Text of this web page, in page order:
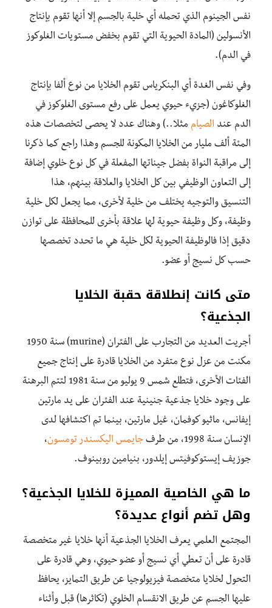
نفس الجينوم الذي تحمله أي خلية بالجسم إلا أنها تقوم بإنتاج
الأنسولين (المادة الحيوية التي تقوم بخفض مستويات الغلوكوز
في الدم).
وفي نفس الغدة أي البنكرياس تقوم الخلايا من نوع ألفا بإنتاج
الغلوكاغون (جزيء حيوي يعمل على رفع مستوى الغلوكوز في
الدم عند الصيام مثلا..) وهناك عدد لا يحصى لتخصصات هذه
المئة ألف مليار من الخلايا المكونة للجسم وهذا راجع كما ذكرنا
إلى مراقبة النواة بفضل جيناتها المفعلة في كل نوع خلوي إضافة
إلى التعاون الوظيفي بين كل الخلايا والعلاقة بينهم، هذا
التنسيق والتوجيه يختلف من خلية لأخرى، مما يجعل لكل خلية
وظيفة، وكل وظيفة حيوية لها علاقة بأخرى للمحافظة على توازن
دقيق إذا فالوظيفة الحيوية لكل خلية هي ما تحدد تخصصها
حسب كل نسيج أو عضو.
متى كانت إنطلاقة حقبة الخلايا
الجذعية؟
أجريت العديد من التجارب على الفئران (murine) سنة 1950
مكنت من عزل نوع متفرد من الخلايا قادرة على إنتاج جميع
الفئات الأخرى، فتطلع شمس 9 يوليو من سنة 1981 لتتم البرهنة
على وجود خلايا جذعية جنينية عند الفئران على يد مارتين
إيفانس، ماثيو كوفمان، غيل مارتين، بينما تم اكتشافها لدى
الإنسان سنة 1998، من طرف
جايمس اليكسندر تومسون،
جوزيف إيستوكوفيتس إيلدور، بنيامين روبينوف.
ما هي الخاصية المميزة للخلايا الجذعية؟
وهل تضم أنواع عديدة؟
المجتمع العلمي يعرف الخلايا الجذعية أنها خلايا غير متخصصة
قادرة على أن تعطي أي نسيج أو عضو حيوي، وهي قادرة على
التحول لخلايا متخصصة فيزيولوجيا عن طريق التمايز، يحافظ
عليها الجسم عن طريق الانقسام الخلوي (تكاثرها) قبل وأثناء